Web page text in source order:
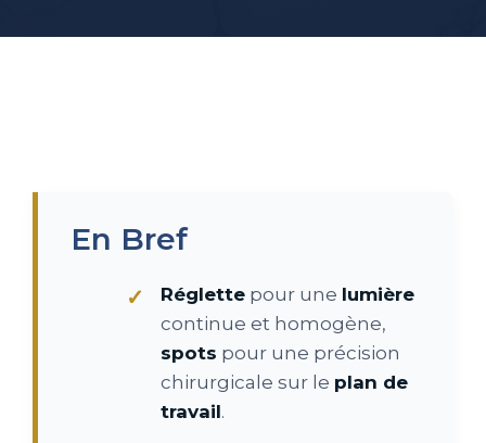
En Bref
Réglette pour une lumière
continue et homogène,
spots pour une précision
chirurgicale sur le plan de
travail.